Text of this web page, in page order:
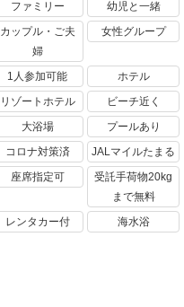
ファミリー
幼児と一緒
カップル・ご夫
婦
女性グループ
1人参加可能
ホテル
リゾートホテル
ビーチ近く
大浴場
プールあり
コロナ対策済
JALマイルたまる
座席指定可
受託手荷物20kg
まで無料
レンタカー付
海水浴